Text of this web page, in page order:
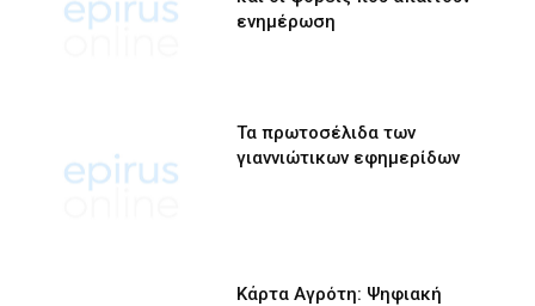
ενημέρωση
Τα πρωτοσέλιδα των
γιαννιώτικων εφημερίδων
Κάρτα Αγρότη: Ψηφιακή